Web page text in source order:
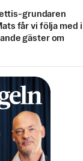
grundaren
får vi följa med i
gäster om